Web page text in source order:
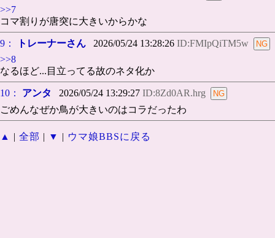
>>7
コマ割りが唐突に大きいからかな
9： トレーナーさん 2026/05/24 13:28:26 ID:FMIpQiTM5w
>>8
なるほど...目立ってる故のネタ化か
10： アンタ 2026/05/24 13:29:27 ID:8Zd0AR.hrg
ごめんなぜか鳥が大きいのはコラだったわ
▲ | 全部 | ▼ | ウマ娘BBSに戻る